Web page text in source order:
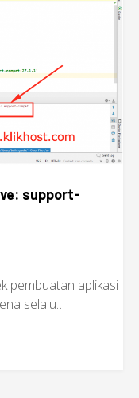
support-
pembuatan aplikasi
selalu…